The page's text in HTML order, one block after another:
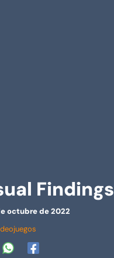
Findings
octubre de 2022